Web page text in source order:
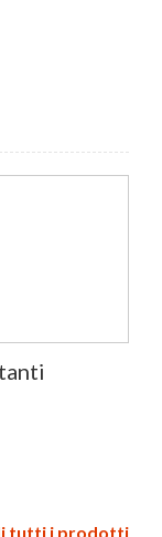
tutti i prodotti